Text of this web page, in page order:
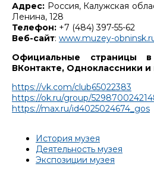
Адрес: Россия, Калужская
Ленина, 128
Телефон: +7 (484) 397-55-62
Веб-сайт: www.muzey-
Официальные страницы в
ВКонтакте, Одноклассники
https://vk.com/club65022383
https://ok.ru/group/
https://max.ru/id4025024674_gos
История музея
Деятельность музея
Экспозиции музея